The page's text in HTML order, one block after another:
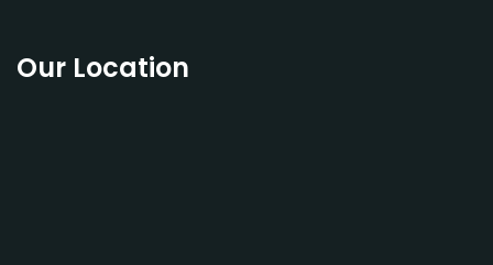
Our Location